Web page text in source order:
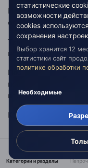
И смысл пришел
одним словом - жить.
Творить
(строить,
не делиться на "+"
Познавать (мир,
поступки, высокие
все что хочу).
Конечно, мы люди
дальше такая фраза:
Категории и разделы
статистические
возможности
cookies
сохранения
Выбор хранится 12
статистики сайт
политике обработки
Необходимые